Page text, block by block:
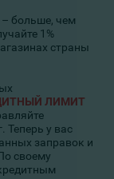
– больше, чем
1%
страны
ЛИМИТ
Теперь у вас
заправок и
своему